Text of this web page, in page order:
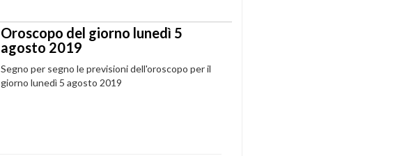
Oroscopo del giorno lunedì 5
agosto 2019
Segno per segno le previsioni dell'oroscopo per il
giorno lunedì 5 agosto 2019